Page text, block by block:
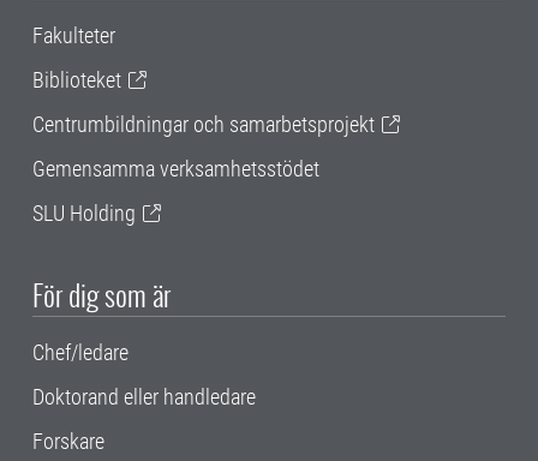
Fakulteter
Biblioteket
Centrumbildningar och samarbetsprojekt
Gemensamma verksamhetsstödet
SLU Holding
För dig som är
Chef/ledare
Doktorand eller handledare
Forskare